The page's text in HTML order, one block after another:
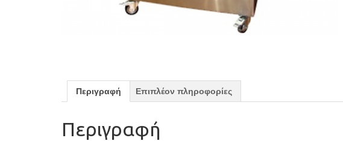
Περιγραφή Επιπλέον πληροφορίες
Περιγραφή